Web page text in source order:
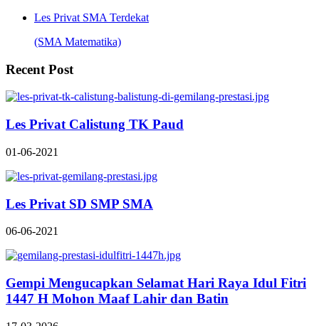
Les Privat SMA Terdekat
(SMA Matematika)
Recent Post
Les Privat Calistung TK Paud
01-06-2021
Les Privat SD SMP SMA
06-06-2021
Gempi Mengucapkan Selamat Hari Raya Idul Fitri
1447 H Mohon Maaf Lahir dan Batin